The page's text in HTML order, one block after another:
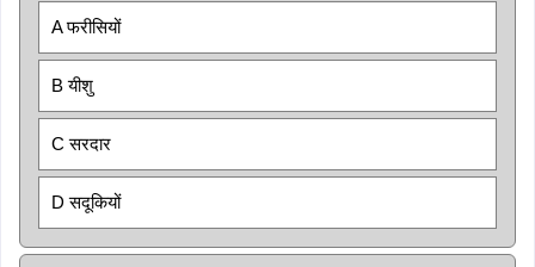
A फरीसियों
B यीशु
C सरदार
D सदूकियों